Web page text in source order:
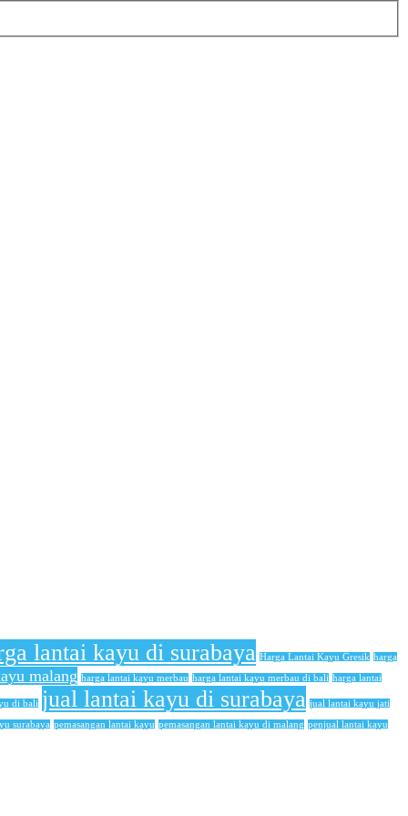
lantai kayu di surabaya Harga Lantai Kayu Gresik harga
malang harga lantai kayu merbau harga lantai kayu merbau di bali harga lantai
di bali jual lantai kayu di surabaya jual lantai kayu jati
surabaya pemasangan lantai kayu pemasangan lantai kayu di malang penjual lantai kayu